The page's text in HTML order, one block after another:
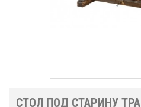
СТОЛ ПОД СТАРИНУ